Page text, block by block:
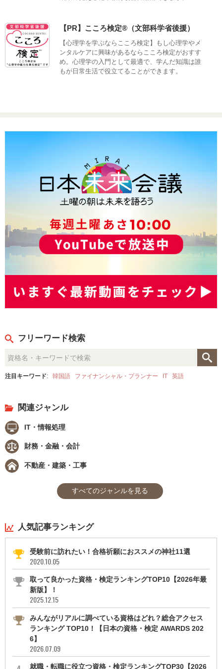
【PR】こころ検定®（文部科学省後援）
【心理学を学ぶならこころ検定】もし心理学やメ
ンタルケアに興味があるならこころ検定がおすす
め。心理学の入門として最適で、学んだ知識は誰
もが日常生活で役立てることができます。
フリーワード検索
注目キーワード: 韓国語 ファイナンシャル・プランナー IT 英語
関連ジャンル
IT・情報処理
財務・金融・会計
不動産・建築・工事
すべてのジャンルを見る
人気記事ランキング
受験前に訪れたい！合格祈願におススメの神社11選
2020.10.05
取って良かった資格・検定ランキングTOP10【2026年最
新版】！
2025.12.15
みんながリアルに調べている資格はどれ？総合アクセス
ランキング TOP10！【日本の資格・検定 AWARDS 202
6】
2026.07.09
就職・転職に役立つ資格・検定ランキングTOP30【2026